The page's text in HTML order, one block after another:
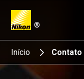
®
Search keyword(s)
Início Contato